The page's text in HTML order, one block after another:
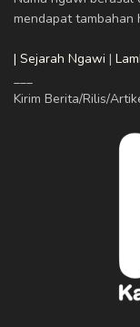
mendapat tambahan
| Sejarah Ngawi |
___
Kirim Berita/Rilis/